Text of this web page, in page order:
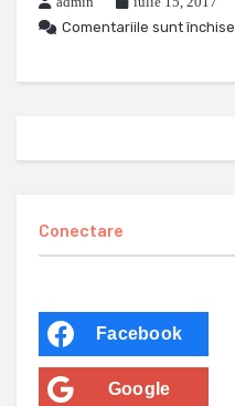
Comentariile sunt închise
Conectare
Facebook
Google